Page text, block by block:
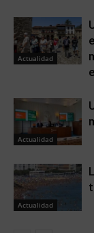
Actualidad
Actualidad
Actualidad